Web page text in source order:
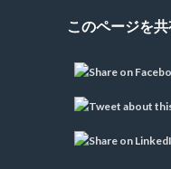
このページを